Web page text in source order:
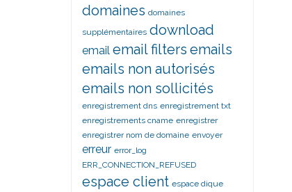
domaines domaines
supplémentaires download
email email filters emails
emails non autorisés
emails non sollicités
enregistrement dns enregistrement txt
enregistrements cname enregistrer
enregistrer nom de domaine envoyer
erreur error_log
ERR_CONNECTION_REFUSED
espace client espace dique